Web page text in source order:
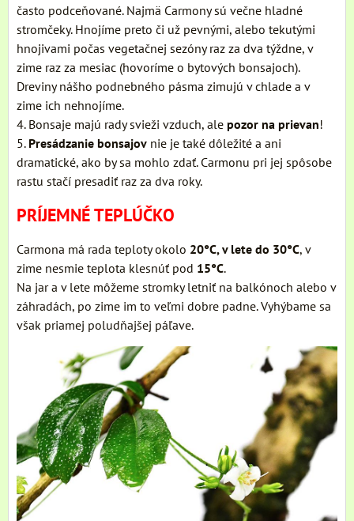
často podceňované. Najmä Carmony sú večne hladné
stromčeky. Hnojíme preto či už pevnými, alebo tekutými
hnojivami počas vegetačnej sezóny raz za dva týždne, v
zime raz za mesiac (hovoríme o bytových bonsajoch).
Dreviny nášho podnebného pásma zimujú v chlade a v
zime ich nehnojíme.
4. Bonsaje majú rady svieži vzduch, ale pozor na prievan!
5. Presádzanie bonsajov nie je také dôležité a ani
dramatické, ako by sa mohlo zdať. Carmonu pri jej spôsobe
rastu stačí presadiť raz za dva roky.
PRÍJEMNÉ TEPLÚČKO
Carmona má rada teploty okolo 20°C, v lete do 30°C, v
zime nesmie teplota klesnúť pod 15°C.
Na jar a v lete môžeme stromky letniť na balkónoch alebo v
záhradách, po zime im to veľmi dobre padne. Vyhýbame sa
však priamej poludňajšej páľave.